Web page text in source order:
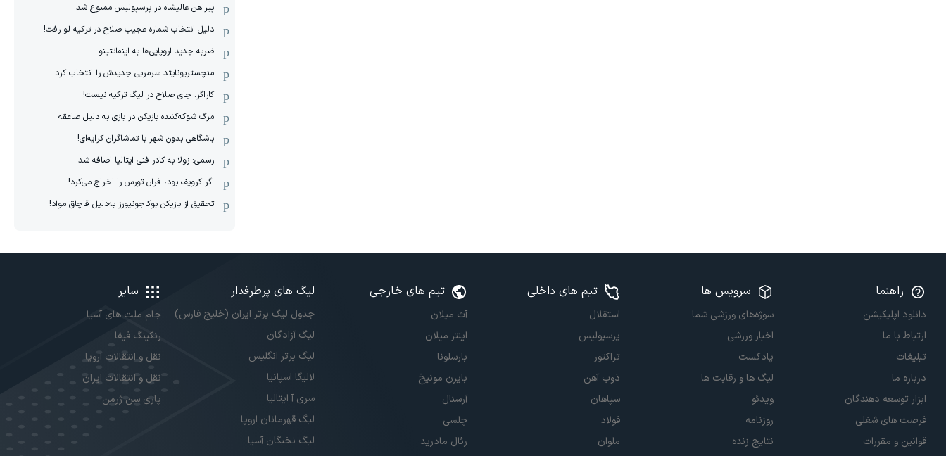
پیراهن عالیشاه در پرسپولیس ممنوع شد
دلیل انتخاب شماره عجیب صلاح در ترکیه لو رفت!
ضربه جدید اروپایی‌ها به اینفانتینو
منچستریونایتد سرمربی جدیدش را انتخاب کرد
کاراگر: جای صلاح در لیگ ترکیه نیست!
مرگ شوکه‌کننده بازیکن در بازی به دلیل صاعقه
باشگاهی بدون شهر با تماشاگران کرایه‌ای!
رسمی: زولا به کادر فنی ایتالیا اضافه شد
اگر کرویف بود، فران تورس را اخراج می‌کرد!
تحقیق از بازیکن بوکاجونیورز به‌دلیل قاچاق مواد!
راهنما
دانلود اپلیکیشن
ارتباط با ما
تبلیغات
درباره ما
ابزار توسعه دهندگان
فرصت های شغلی
قوانین و مقررات
سرویس ها
سوژه‌های ورزشی شما
اخبار ورزشی
پادکست
لیگ ها و رقابت ها
ویدئو
روزنامه
نتایج زنده
تیم های داخلی
استقلال
پرسپولیس
تراکتور
ذوب آهن
سپاهان
فولاد
ملوان
تیم های خارجی
آث میلان
اینتر میلان
بارسلونا
بایرن مونیخ
آرسنال
چلسی
رئال مادرید
لیگ های پرطرفدار
جدول لیگ برتر ایران (خلیج فارس)
لیگ آزادگان
لیگ برتر انگلیس
لالیگا اسپانیا
سری آ ایتالیا
لیگ قهرمانان اروپا
لیگ نخبگان آسیا
سایر
جام ملت های آسیا
رنکینگ فیفا
نقل و انتقالات اروپا
نقل و انتقالات ایران
پاری سن ژرمن